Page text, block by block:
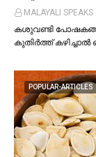
MALAYALI SPEAKS
കശുവണ്ടി
കുതിർത്ത് കഴിച്ചാല്‍
POPULAR-ARTICLES